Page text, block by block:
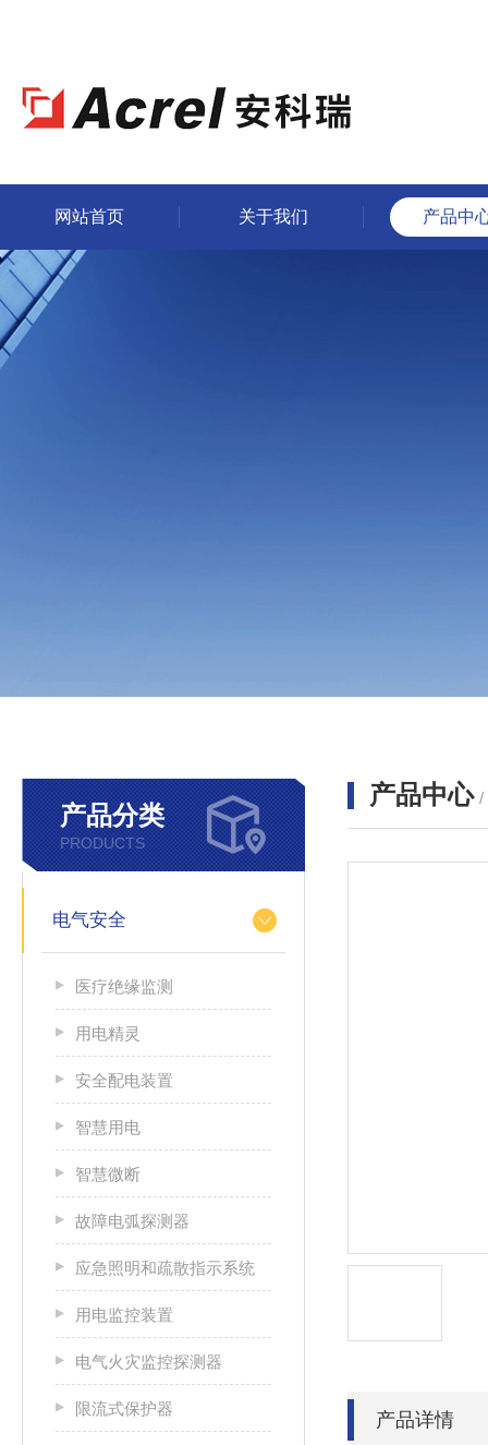
网站首页 关于我们 产品中
产品分类
PRODUCTS
电气安全
医疗绝缘监测
用电精灵
安全配电装置
智慧用电
智慧微断
故障电弧探测器
应急照明和疏散指示系统
用电监控装置
电气火灾监控探测器
限流式保护器
产品中心 /
产品详情